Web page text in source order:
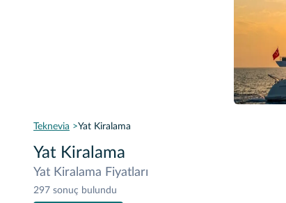
Teknevia Yat Kiralama
Yat Kiralama
Yat Kiralama Fiyatları
297 sonuç bulundu